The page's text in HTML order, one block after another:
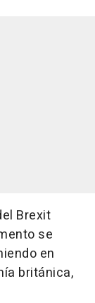
Brexit
se
en
británica,